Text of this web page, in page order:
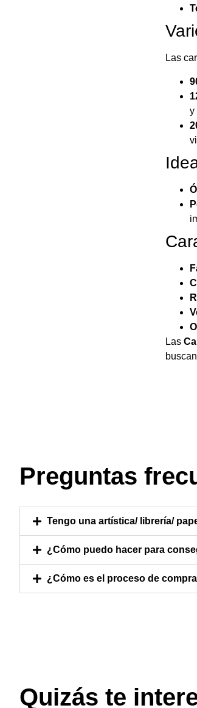
Las
y
Las
buscan
Preguntas
Tengo una artística/ librería/
¿Cómo puedo hacer para
¿Cómo es el proceso de
Quizás te